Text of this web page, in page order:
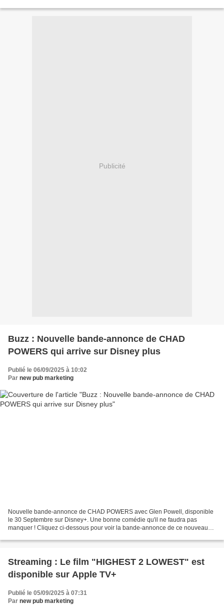
Publicité
Buzz : Nouvelle bande-annonce de CHAD
POWERS qui arrive sur Disney plus
Publié le 06/09/2025 à 10:02
Par new pub marketing
Nouvelle bande-annonce de CHAD POWERS avec Glen Powell, disponible
le 30 Septembre sur Disney+. Une bonne comédie qu'il ne faudra pas
manquer ! Cliquez ci-dessous pour voir la bande-annonce de ce nouveau
Streaming : Le film "HIGHEST 2 LOWEST" est
disponible sur Apple TV+
Publié le 05/09/2025 à 07:31
Par new pub marketing